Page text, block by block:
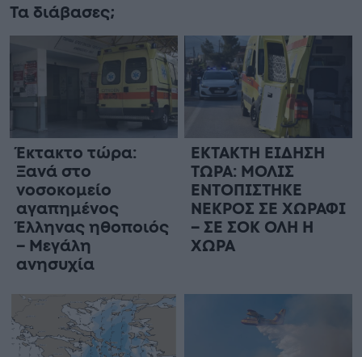
Τα διάβασες;
Έκτακτο τώρα:
Ξανά στο
νοσοκομείο
αγαπημένος
Έλληνας ηθοποιός
– Μεγάλη
ανησυχία
ΕΚΤΑΚΤΗ ΕΙΔΗΣΗ
ΤΩΡΑ: ΜΟΛΙΣ
ΕΝΤΟΠΙΣΤΗΚΕ
ΝΕΚΡΟΣ ΣΕ ΧΩΡΑΦΙ
– ΣΕ ΣΟΚ ΟΛΗ Η
ΧΩΡΑ